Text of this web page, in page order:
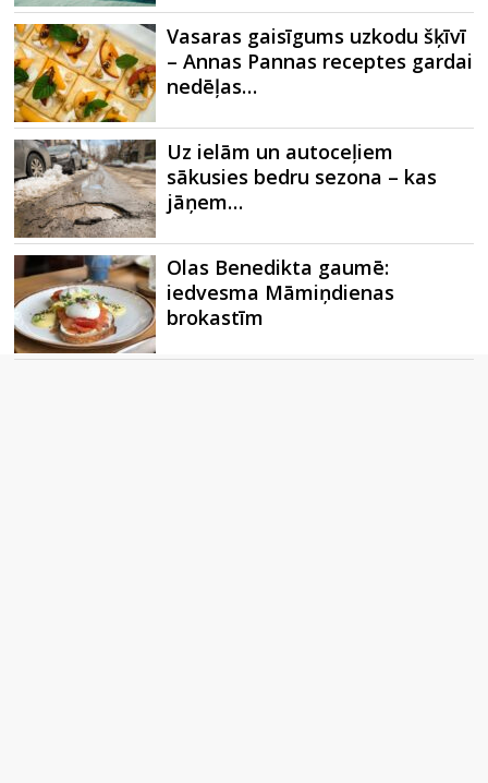
Vasaras gaisīgums uzkodu šķīvī
– Annas Pannas receptes gardai
nedēļas…
Uz ielām un autoceļiem
sākusies bedru sezona – kas
jāņem…
Olas Benedikta gaumē:
iedvesma Māmiņdienas
brokastīm